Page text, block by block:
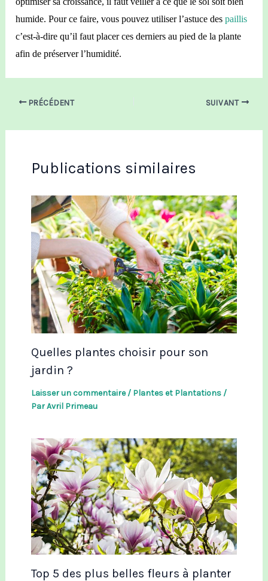
humide. Pour ce faire, vous pouvez utiliser l’astuce despaillis
c’est-à-dire qu’il faut placer ces derniers au pied de la plante
afin de préserver l’humidité.
PRÉCÉDENT SUIVANT
Publications similaires
Quelles plantes choisir pour son
jardin ?
Laisser un commentaire / Plantes et Plantations/
ParAvril Primeau
Top 5 des plus belles fleurs à planter